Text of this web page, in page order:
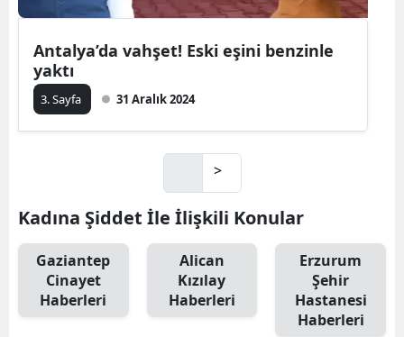
Antalya’da vahşet! Eski eşini benzinle
yaktı
3. Sayfa 31 Aralık 2024
>
Kadına Şiddet İle İlişkili Konular
Gaziantep
Cinayet
Haberleri
Alican
Kızılay
Haberleri
Erzurum
Şehir
Hastanesi
Haberleri